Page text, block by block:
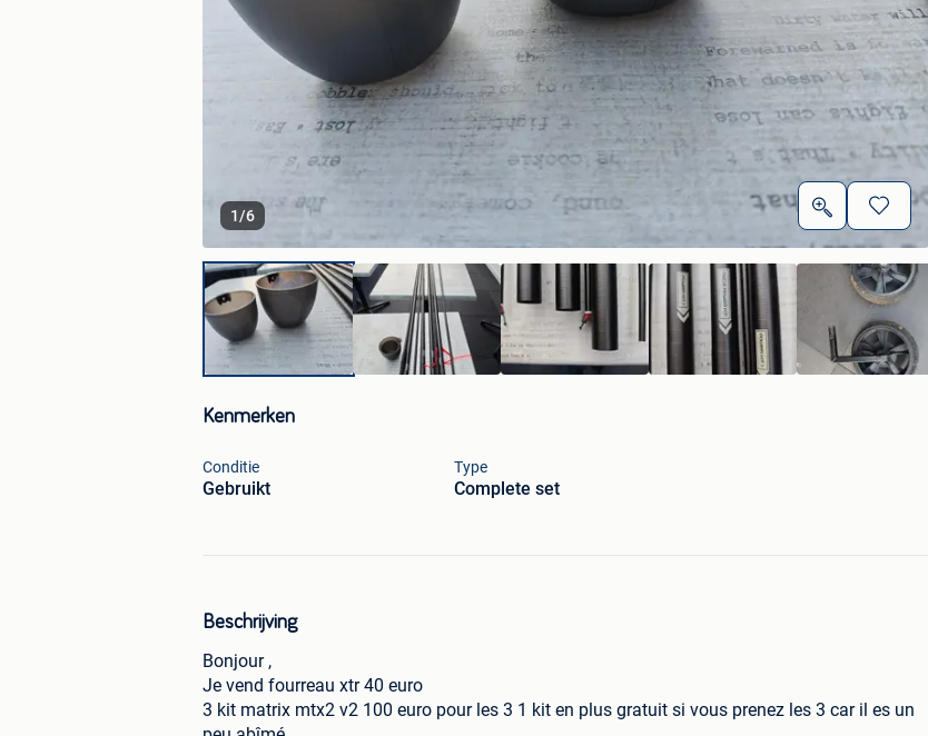
1/6
Kenmerken
Conditie
Gebruikt
Type
Complete set
Beschrijving
Bonjour ,
Je vend fourreau xtr 40 euro
3 kit matrix mtx2 v2 100 euro pour les 3 1 kit en plus gratuit si vous prenez les 3 car il es un